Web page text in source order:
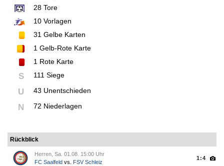
28 Tore
10 Vorlagen
31 Gelbe Karten
1 Gelb-Rote Karte
1 Rote Karte
S 111 Siege
U 43 Unentschieden
N 72 Niederlagen
Rückblick
Herren, Sa. 01.08. 15:00 Uhr
FC Saalfeld vs. FSV Schleiz
1:4